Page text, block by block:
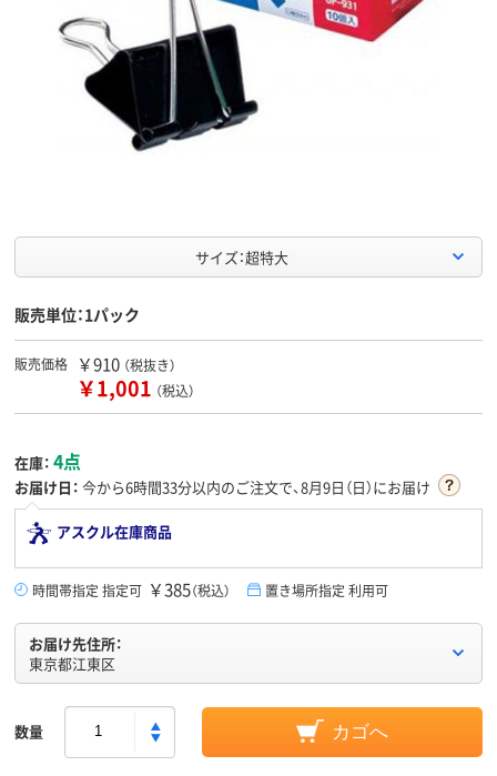
サイズ：超特大
販売単位：1パック
販売価格 ￥910 （税抜き）
￥1,001 （税込）
在庫： 4点
お届け日： 今から6時間33分以内のご注文で、8月9日（日）にお届け
アスクル在庫商品
時間帯指定 指定可 ￥385（税込） 置き場所指定 利用可
お届け先住所：
東京都江東区
数量 カゴへ